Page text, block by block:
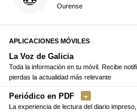
Ourense
APLICACIONES MÓVILES
La Voz de Galicia
Toda la información en tu móvil. Recibe
pierdas la actualidad más relevante
Periódico en PDF
La experiencia de lectura del diario